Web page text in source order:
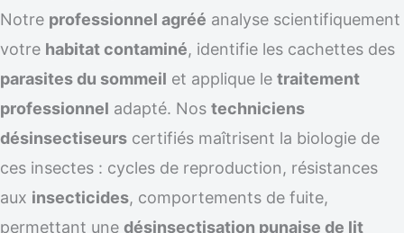
Notre professionnel agréé analyse scientifiquement
votre habitat contaminé, identifie les cachettes des
parasites du sommeil et applique le traitement
professionnel adapté. Nos techniciens
désinsectiseurs certifiés maîtrisent la biologie de
ces insectes : cycles de reproduction, résistances
aux insecticides, comportements de fuite,
permettant une désinsectisation punaise de lit